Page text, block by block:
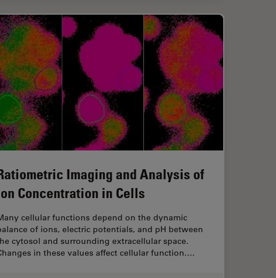
Imaging and Analysis of
Concentration in Cells
cellular functions depend on the dynamic
of ions, electric potentials, and pH between
cytosol and surrounding extracellular space.
in these values affect cellular function.…